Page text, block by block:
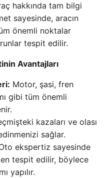
hakkında tam bilgi
sayesinde, aracın
önemli noktalar
tespit edilir.
Avantajları
Motor, şasi, fren
gibi tüm önemli
kazaları ve olası
sağlar.
ekspertiz sayesinde
tespit edilir, böylece
yapılır.